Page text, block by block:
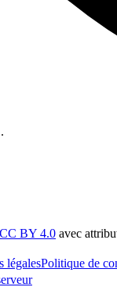
CC BY 4.0 avec
légalesPolitique de